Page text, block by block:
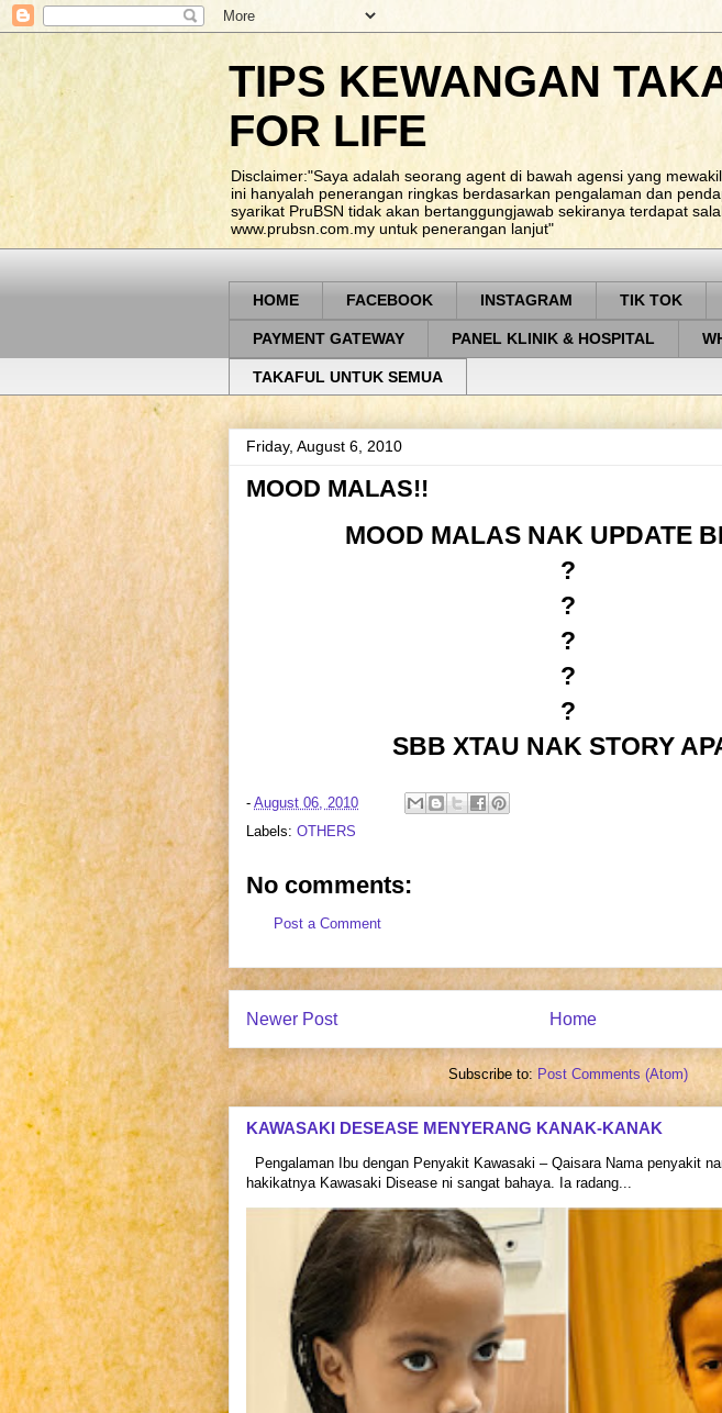
TIPS KEWANGAN
FOR LIFE
Disclaimer:"Saya adalah seorang agent di bawah agensi yang
ini hanyalah penerangan ringkas berdasarkan pengalaman dan
syarikat PruBSN tidak akan bertanggungjawab sekiranya terdapat
www.prubsn.com.my untuk penerangan lanjut"
HOME FACEBOOK INSTAGRAM TIK TOK
PAYMENT GATEWAY PANEL KLINIK & HOSPITAL
TAKAFUL UNTUK SEMUA
Friday, August 6, 2010
MOOD MALAS!!
MOOD MALAS NAK UPDATE
?
?
?
?
?
SBB XTAU NAK STORY
- August 06, 2010
Labels: OTHERS
No comments:
Post a Comment
Newer Post Home
Subscribe to: Post Comments (Atom)
KAWASAKI DESEASE MENYERANG KANAK-KANAK
Pengalaman Ibu dengan Penyakit Kawasaki – Qaisara Nama penyakit
hakikatnya Kawasaki Disease ni sangat bahaya. Ia radang...